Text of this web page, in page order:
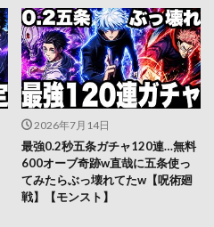
2026年7月14日
最強0.2秒五条ガチャ120連…無料
600オーブ奇跡w直哉に五条使っ
てみたらぶっ壊れてたw【呪術廻
戦】【モンスト】